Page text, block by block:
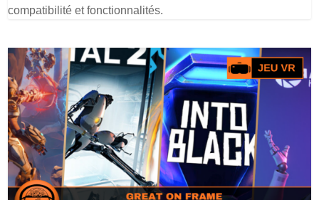
compatibilité et fonctionnalités.